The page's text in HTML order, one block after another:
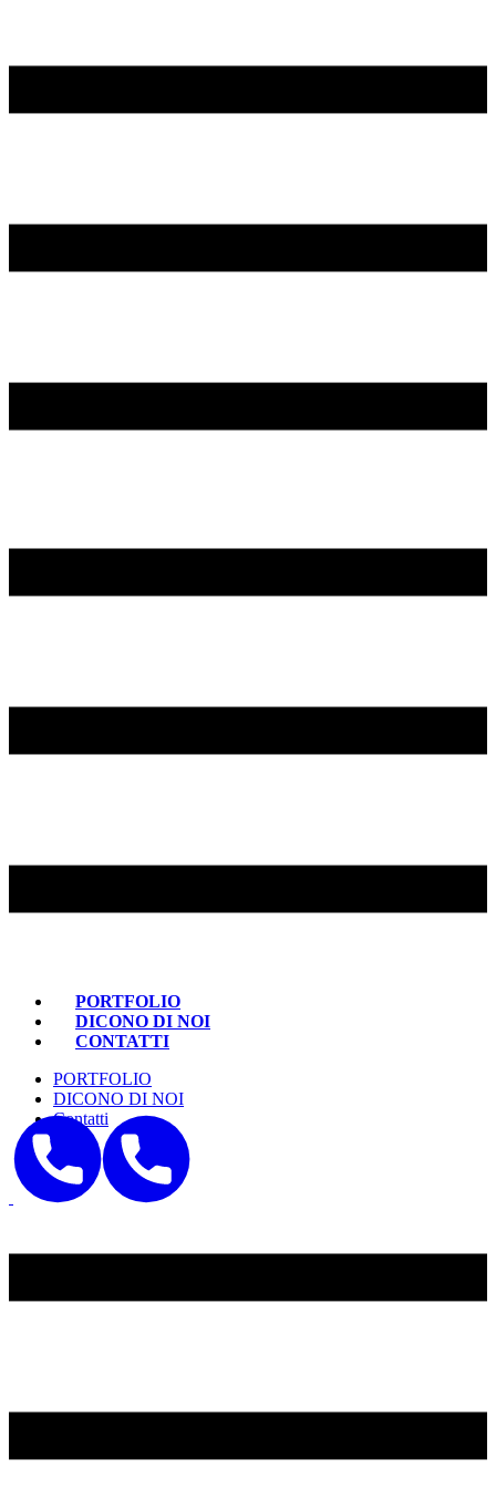
PORTFOLIO
DICONO DI NOI
CONTATTI
PORTFOLIO
DICONO DI NOI
Contatti